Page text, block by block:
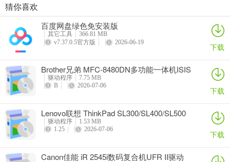
奥睿科PAS3062-2E/PAS3062-2S/PAS3064-2S2E系列扩展卡驱动
详情
Canon佳能 PowerShot A310 WIA驱动
详情
AMD Mobility Radeon HD 2000/HD 3000/HD 4000/HD 5000系列移动显卡催化剂驱动
映泰Hi-Fi H77S 5.x主板BIOS
猜你喜欢
百度网盘绿色免安装版
其它工具
366.81 MB
v7.37.0.5官方版
2026-06-19 下载
Brother兄弟 MFC-8480DN多功能一体机ISIS
驱动
驱动程序
7.75 MB
B
2026-07-06 下载
Lenovo联想 ThinkPad SL300/SL400/SL500
笔记本BIOS
驱动程序
1.53 MB
1.25
2026-07-06 下载
Canon佳能 iR 2545i数码复合机UFR II驱动